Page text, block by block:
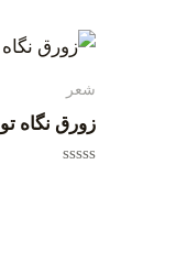
شعر
زورق نگاه تو